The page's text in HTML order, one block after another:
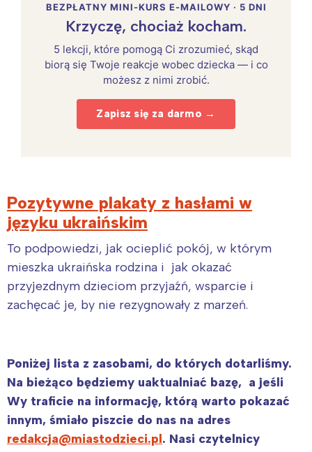
BEZPŁATNY MINI-KURS E-MAILOWY · 5 DNI
Krzyczę, chociaż kocham.
5 lekcji, które pomogą Ci zrozumieć, skąd
biorą się Twoje reakcje wobec dziecka — i co
możesz z nimi zrobić.
Zapisz się za darmo →
Pozytywne plakaty z hasłami w
języku ukraińskim
To podpowiedzi, jak ocieplić pokój, w którym
mieszka ukraińska rodzina i jak okazać
przyjezdnym dzieciom przyjaźń, wsparcie i
zachęcać je, by nie rezygnowały z marzeń.
Poniżej lista z zasobami, do których dotarliśmy.
Na bieżąco będziemy uaktualniać bazę, a jeśli
Wy traficie na informację, którą warto pokazać
innym, śmiało piszcie do nas na adres
redakcja@miastodzieci.pl. Nasi czytelnicy